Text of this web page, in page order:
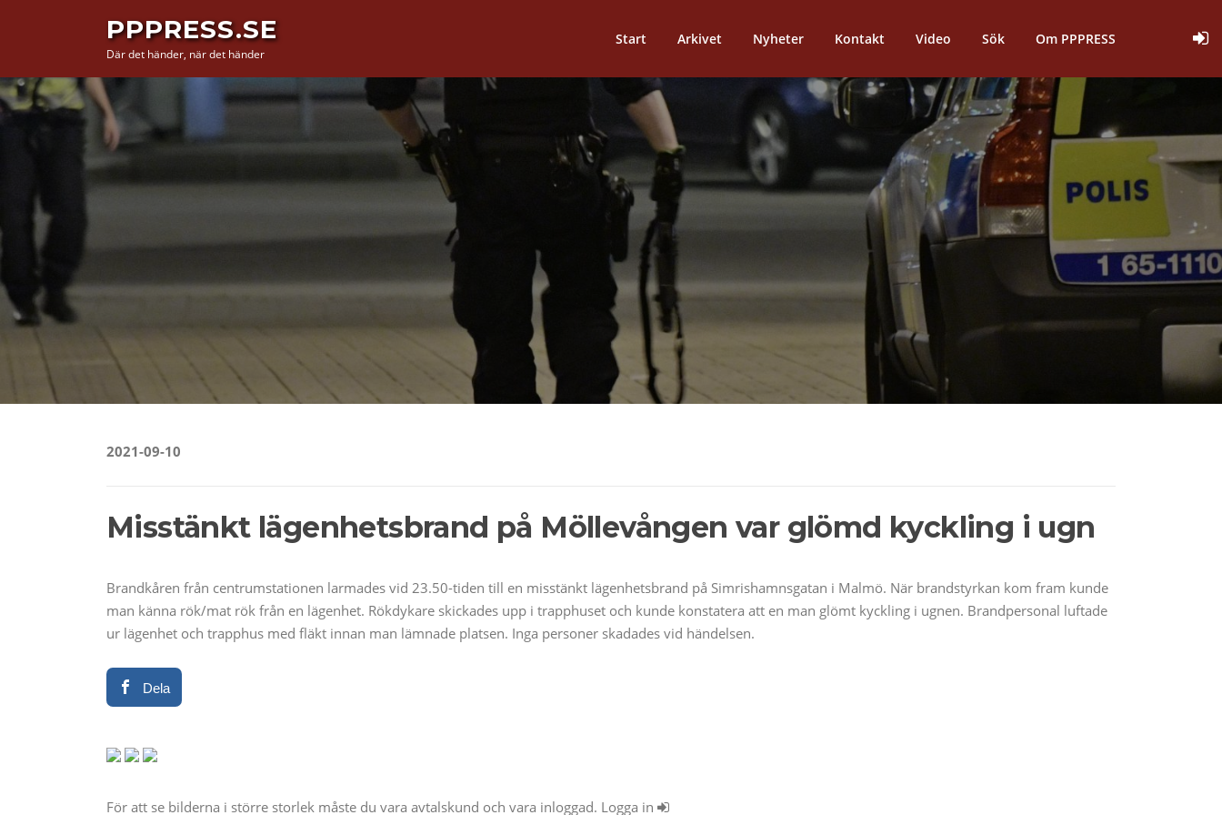
PPPRESS.SE
Där det händer, när det händer
Start Arkivet Nyheter Kontakt Video Sök Om PPPRESS
2021-09-10
Misstänkt lägenhetsbrand på Möllevången var glömd kyckling i ugn
Brandkåren från centrumstationen larmades vid 23.50-tiden till en misstänkt lägenhetsbrand på Simrishamnsgatan i Malmö. När brandstyrkan kom fram kunde
man känna rök/mat rök från en lägenhet. Rökdykare skickades upp i trapphuset och kunde konstatera att en man glömt kyckling i ugnen. Brandpersonal luftade
ur lägenhet och trapphus med fläkt innan man lämnade platsen. Inga personer skadades vid händelsen.
Dela
För att se bilderna i större storlek måste du vara avtalskund och vara inloggad. Logga in